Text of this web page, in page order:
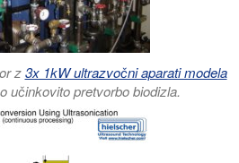
z3x 1kW ultrazvočni aparati modela
učinkovito pretvorbo biodizla.